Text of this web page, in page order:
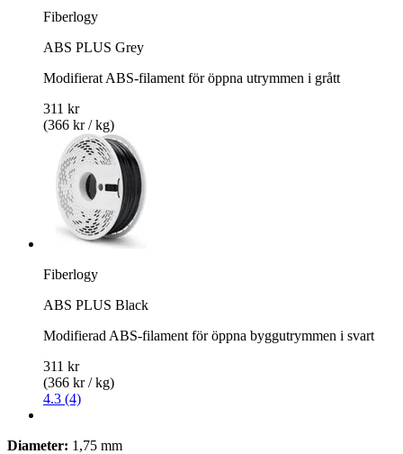
Fiberlogy
ABS PLUS Grey
Modifierat ABS-filament för öppna utrymmen i grått
311 kr
(366 kr / kg)
Fiberlogy
ABS PLUS Black
Modifierad ABS-filament för öppna byggutrymmen i svart
311 kr
(366 kr / kg)
4.3 (4)
Diameter: 1,75 mm